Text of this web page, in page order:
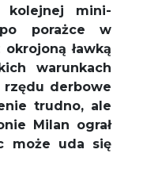
kolejnej mini-
porażce w
ławką
warunkach
derbowe
trudno, ale
Milan ograł
może uda się